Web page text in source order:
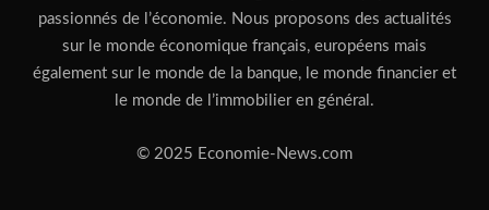
passionnés de l’économie. Nous proposons des actualités
sur le monde économique français, européens mais
également sur le monde de la banque, le monde financier et
le monde de l’immobilier en général.
© 2025 Economie-News.com